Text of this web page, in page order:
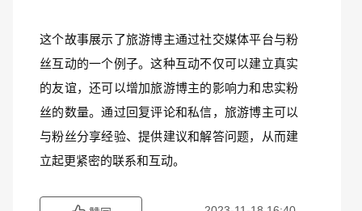
这个故事展示了旅游博主通过社交媒体平台与粉
丝互动的一个例子。这种互动不仅可以建立真实
的友谊，还可以增加旅游博主的影响力和忠实粉
丝的数量。通过回复评论和私信，旅游博主可以
与粉丝分享经验、提供建议和解答问题，从而建
立起更紧密的联系和互动。